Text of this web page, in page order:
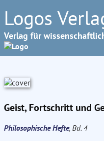
Logos
Verlag für
Geist, Fortschritt und
Philosophische Hefte, Bd. 4